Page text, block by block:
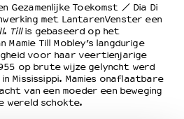
– VNPF
Gezamenlijke Toekomst / Dia Di
met LantarenVenster een
. Tillis gebaseerd op het
Till Mobley’s langdurige
voor haar veertienjarige
op brute wijze gelyncht werd
Mississippi. Mamies onaflaatbare
van een moeder een beweging
wereld schokte.